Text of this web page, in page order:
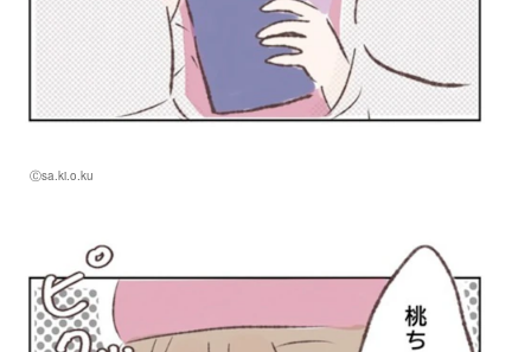
Ⓒsa.ki.o.ku